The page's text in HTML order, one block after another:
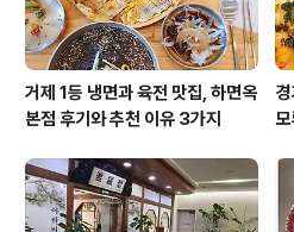
거제 1등 냉면과 육전 맛집, 하면옥
본점 후기와 추천 이유 3가지
모